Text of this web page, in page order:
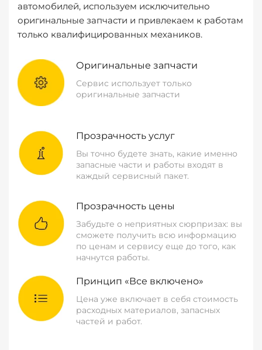
автомобилей, используем исключительно
оригинальные запчасти и привлекаем к работам
только квалифицированных механиков.
Оригинальные запчасти
Сервис использует только
оригинальные запчасти
Прозрачность услуг
Вы точно будете знать, какие именно
запасные части и работы входят в
каждый сервисный пакет.
Прозрачность цены
Забудьте о неприятных сюрпризах: вы
сможете получить всю информацию
по ценам и сервису еще до того, как
начнутся работы.
Принцип «Все включено»
Цена уже включает в себя стоимость
расходных материалов, запасных
частей и работ.